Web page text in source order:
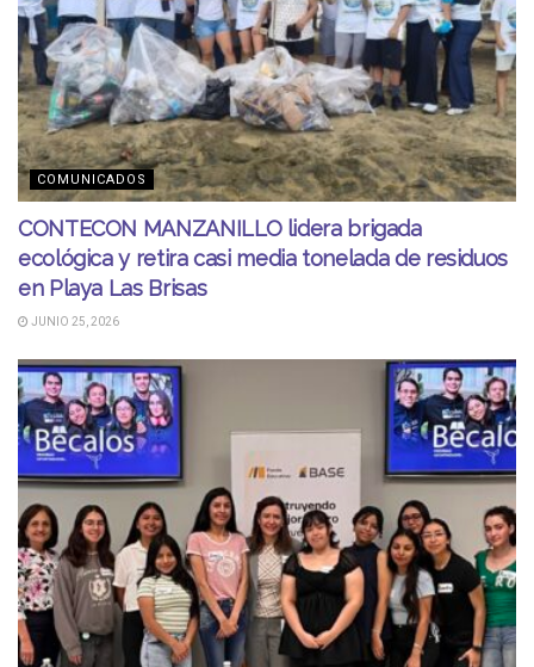
COMUNICADOS
CONTECON MANZANILLO lidera brigada
ecológica y retira casi media tonelada de residuos
en Playa Las Brisas
JUNIO 25, 2026